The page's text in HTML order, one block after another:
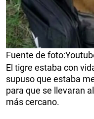
Fuente de
El tigre estaba con
supuso que estaba
para que se llevaran
más cercano.